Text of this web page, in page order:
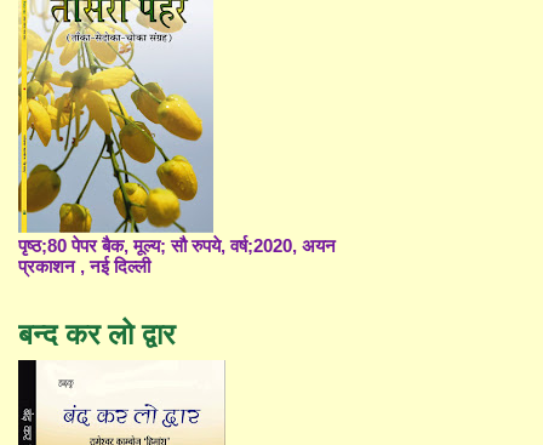
पृष्ठ;80 पेपर बैक, मूल्य; सौ रुपये, वर्ष;2020, अयन
प्रकाशन , नई दिल्ली
बन्द कर लो द्वार